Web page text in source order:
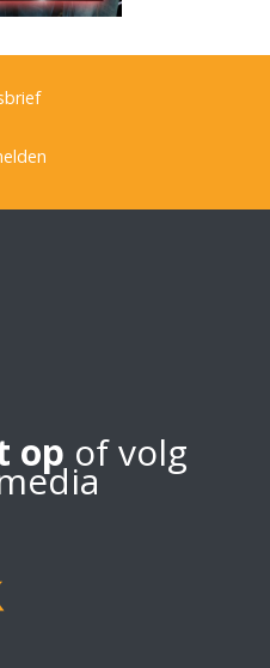
op of volg